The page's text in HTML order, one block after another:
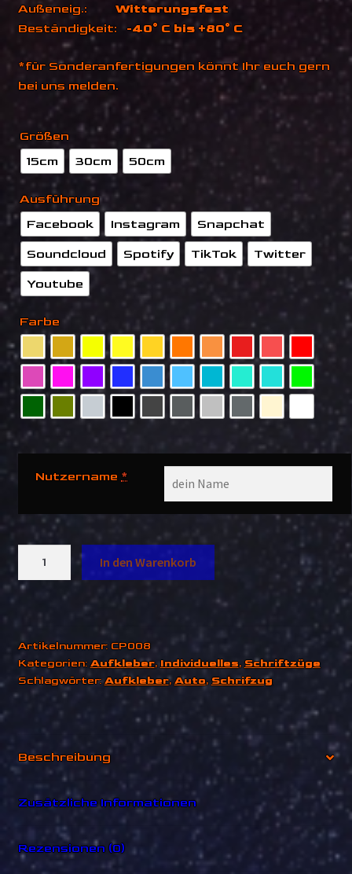
Außeneig.: Witterungsfest
Beständigkeit:
-40° C bis +80° C
*für Sonderanfertigungen könnt Ihr euch gern
bei uns melden.
Größen
15cm
30cm 50cm
Ausführung
Facebook
Instagram
Snapchat
Soundcloud
Spotify TikTok
Twitter
Youtube
Farbe
Nutzername*
Menge
In den Warenkorb
Artikelnummer: CP008
Kategorien: Aufkleber,Individuelles, Schriftzüge
Schlagwörter:Aufkleber,Auto,Schrifzug
Beschreibung
Zusätzliche Informationen
Rezensionen (0)